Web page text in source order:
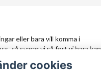
eller bara vill komma i
så svarar vi så fort vi bara kan.
cookies